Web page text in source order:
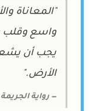
"المعاناة
واسع وقلب
يجب أن
الأرض."
— رواية